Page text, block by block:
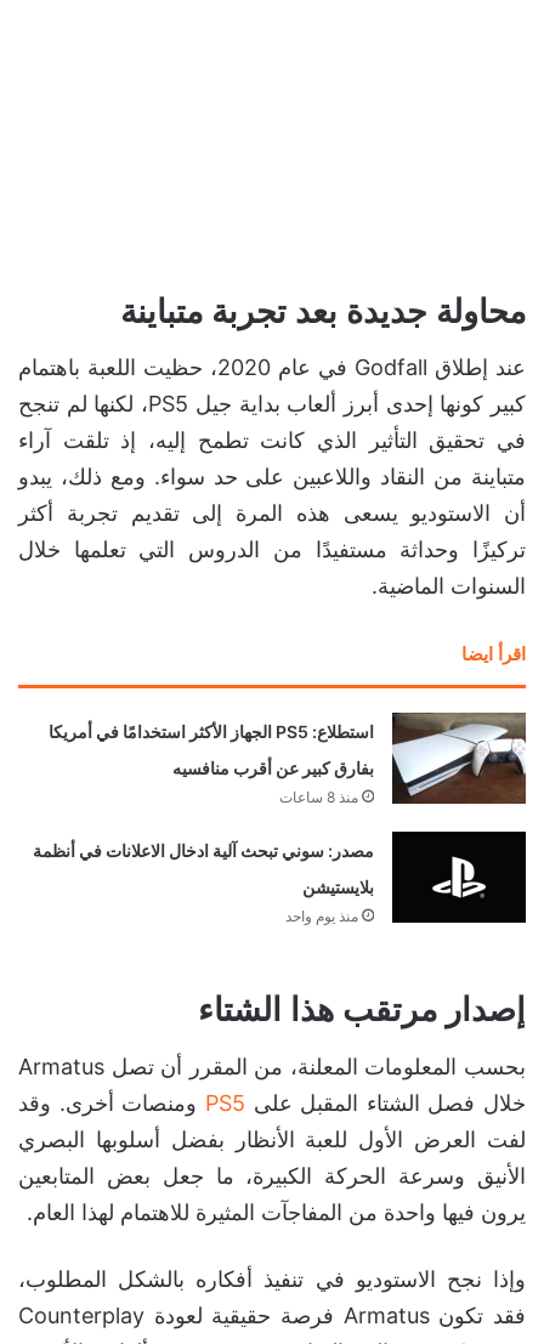
محاولة جديدة بعد تجربة متباينة
عند إطلاق Godfall في عام 2020، حظيت اللعبة باهتمام
كبير كونها إحدى أبرز ألعاب بداية جيل PS5، لكنها لم تنجح
في تحقيق التأثير الذي كانت تطمح إليه، إذ تلقت آراء
متباينة من النقاد واللاعبين على حد سواء. ومع ذلك، يبدو
أن الاستوديو يسعى هذه المرة إلى تقديم تجربة أكثر
تركيزًا وحداثة مستفيدًا من الدروس التي تعلمها خلال
السنوات الماضية.
اقرأ ايضا
استطلاع: PS5 الجهاز الأكثر استخدامًا في أمريكا
بفارق كبير عن أقرب منافسيه
منذ 8 ساعات
مصدر: سوني تبحث آلية ادخال الاعلانات في أنظمة
بلايستيشن
منذ يوم واحد
إصدار مرتقب هذا الشتاء
بحسب المعلومات المعلنة، من المقرر أن تصل Armatus
خلال فصل الشتاء المقبل على PS5 ومنصات أخرى. وقد
لفت العرض الأول للعبة الأنظار بفضل أسلوبها البصري
الأنيق وسرعة الحركة الكبيرة، ما جعل بعض المتابعين
يرون فيها واحدة من المفاجآت المثيرة للاهتمام لهذا العام.
وإذا نجح الاستوديو في تنفيذ أفكاره بالشكل المطلوب،
فقد تكون Armatus فرصة حقيقية لعودة Counterplay